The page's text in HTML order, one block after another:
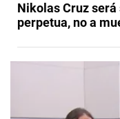
Nikolas Cruz
perpetua, no a